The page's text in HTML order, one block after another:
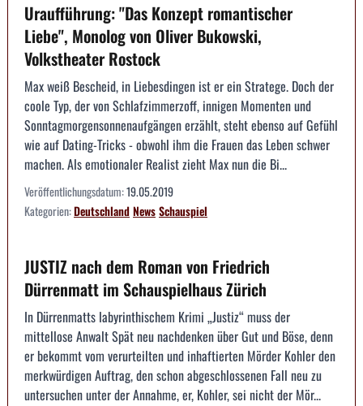
Uraufführung: "Das Konzept romantischer
Liebe", Monolog von Oliver Bukowski,
Volkstheater Rostock
Max weiß Bescheid, in Liebesdingen ist er ein Stratege. Doch der
coole Typ, der von Schlafzimmerzoff, innigen Momenten und
Sonntagmorgensonnenaufgängen erzählt, steht ebenso auf Gefühl
wie auf Dating-Tricks - obwohl ihm die Frauen das Leben schwer
machen. Als emotionaler Realist zieht Max nun die Bi...
Veröffentlichungsdatum:19.05.2019
Kategorien:DeutschlandNewsSchauspiel
JUSTIZ nach dem Roman von Friedrich
Dürrenmatt im Schauspielhaus Zürich
In Dürrenmatts labyrinthischem Krimi „Justiz“ muss der
mittellose Anwalt Spät neu nachdenken über Gut und Böse, denn
er bekommt vom verurteilten und inhaftierten Mörder Kohler den
merkwürdigen Auftrag, den schon abgeschlossenen Fall neu zu
untersuchen unter der Annahme, er, Kohler, sei nicht der Mör...